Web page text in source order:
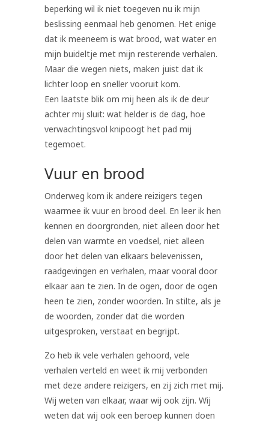
beperking wil ik niet toegeven nu ik mijn
beslissing eenmaal heb genomen. Het enige
dat ik meeneem is wat brood, wat water en
mijn buideltje met mijn resterende verhalen.
Maar die wegen niets, maken juist dat ik
lichter loop en sneller vooruit kom.
Een laatste blik om mij heen als ik de deur
achter mij sluit: wat helder is de dag, hoe
verwachtingsvol knipoogt het pad mij
tegemoet.
Vuur en brood
Onderweg kom ik andere reizigers tegen
waarmee ik vuur en brood deel. En leer ik hen
kennen en doorgronden, niet alleen door het
delen van warmte en voedsel, niet alleen
door het delen van elkaars belevenissen,
raadgevingen en verhalen, maar vooral door
elkaar aan te zien. In de ogen, door de ogen
heen te zien, zonder woorden. In stilte, als je
de woorden, zonder dat die worden
uitgesproken, verstaat en begrijpt.
Zo heb ik vele verhalen gehoord, vele
verhalen verteld en weet ik mij verbonden
met deze andere reizigers, en zij zich met mij.
Wij weten van elkaar, waar wij ook zijn. Wij
weten dat wij ook een beroep kunnen doen